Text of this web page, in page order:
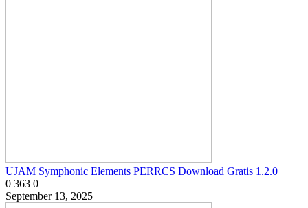
UJAM Symphonic Elements PERRCS Download Gratis 1.2.0
0 363 0
September 13, 2025